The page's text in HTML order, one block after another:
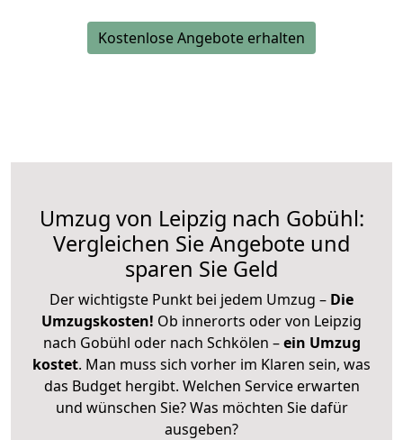
Kostenlose Angebote erhalten
Umzug von Leipzig nach Gobühl:
Vergleichen Sie Angebote und
sparen Sie Geld
Der wichtigste Punkt bei jedem Umzug – Die
Umzugskosten! Ob innerorts oder von Leipzig
nach Gobühl oder nach Schkölen –ein Umzug
kostet. Man muss sich vorher im Klaren sein, was
das Budget hergibt. Welchen Service erwarten
und wünschen Sie? Was möchten Sie dafür
ausgeben?